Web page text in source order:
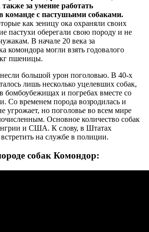
за умение работать
команде с пастушьими собаками.
как зеницу ока охраняли своих
пастухи оберегали свою породу и не
В начале 20 века за
комондора могли взять годовалого
пшеницы.
большой урон поголовью. В 40-х
лишь несколько уцелевших собак,
бомбоубежищах и погребах вместе со
Со временем порода возродилась и
угрожает, но поголовье во всем мире
Основное количество собак
и США. К слову, в Штатах
на службе в полиции.
собак Комондор: